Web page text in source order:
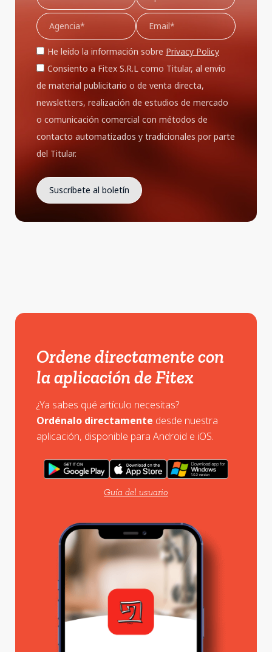
He leído la información sobre Privacy Policy
Consiento a Fitex S.R.L como Titular, al envío
de material publicitario o de venta directa,
newsletters, realización de estudios de mercado
o comunicación comercial con métodos de
contacto automatizados y tradicionales por parte
del Titular.
Ordene directamente con
la aplicación de Fitex
¿Ya sabes qué artículo necesitas?
Ordénalo directamente desde nuestra
aplicación, disponible para Android e iOS.
Guía del usuario